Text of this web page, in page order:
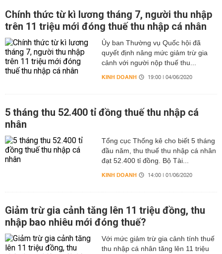
Chính thức từ kì lương tháng 7, người thu nhập
trên 11 triệu mới đóng thuế thu nhập cá nhân
Ủy ban Thường vụ Quốc hội đã
quyết định nâng mức giảm trừ gia
cảnh với người nộp thuế thu...
KINH DOANH 19:00 | 04/06/2020
5 tháng thu 52.400 tỉ đồng thuế thu nhập cá
nhân
Tổng cục Thống kê cho biết 5 tháng
đầu năm, thu thuế thu nhập cá nhân
đạt 52.400 tỉ đồng. Bộ Tài...
KINH DOANH 14:00 | 01/06/2020
Giảm trừ gia cảnh tăng lên 11 triệu đồng, thu
nhập bao nhiêu mới đóng thuế?
Với mức giảm trừ gia cảnh tính thuế
thu nhập cá nhân tăng lên 11 triệu